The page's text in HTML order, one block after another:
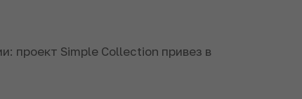
проект Simple Collection привез в